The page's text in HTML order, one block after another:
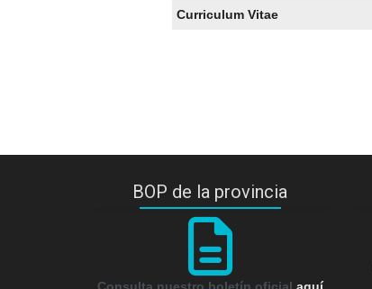
Curriculum Vitae
BOP de la provincia